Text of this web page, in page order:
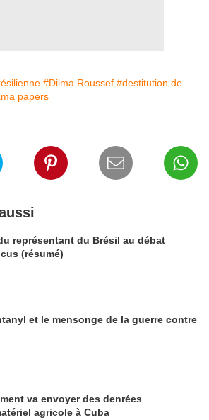
#Dilma Roussef #destitution de
papers
représentant du Brésil au débat
(résumé)
et le mensonge de la guerre contre
va envoyer des denrées
agricole à Cuba